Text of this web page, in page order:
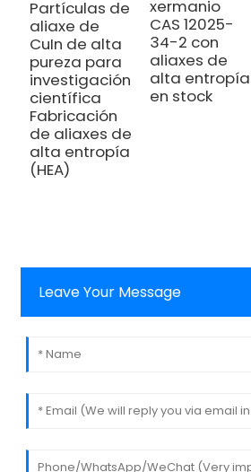
Partículas de
aliaxe de
CuIn de alta
pureza para
investigación
científica
Fabricación
de aliaxes de
alta entropía
(HEA)
xermanio
CAS 12025-
34-2 con
aliaxes de
alta entropía
en stock
Leave Your Message